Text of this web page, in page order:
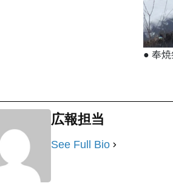
● 奉
広報担当
See Full Bio